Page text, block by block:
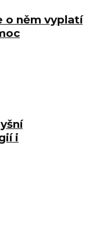
o něm vyplatí
i